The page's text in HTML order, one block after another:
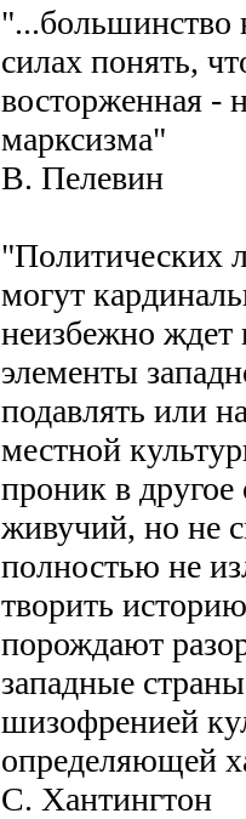
"...большинство
силах понять,
восторженная -
марксизма"
В. Пелевин
"Политических
могут
неизбежно ждет
элементы
подавлять или
местной
проник в
живучий, но не
полностью не
творить
порождают
западные
шизофренией
определяющей
С. Хантингтон